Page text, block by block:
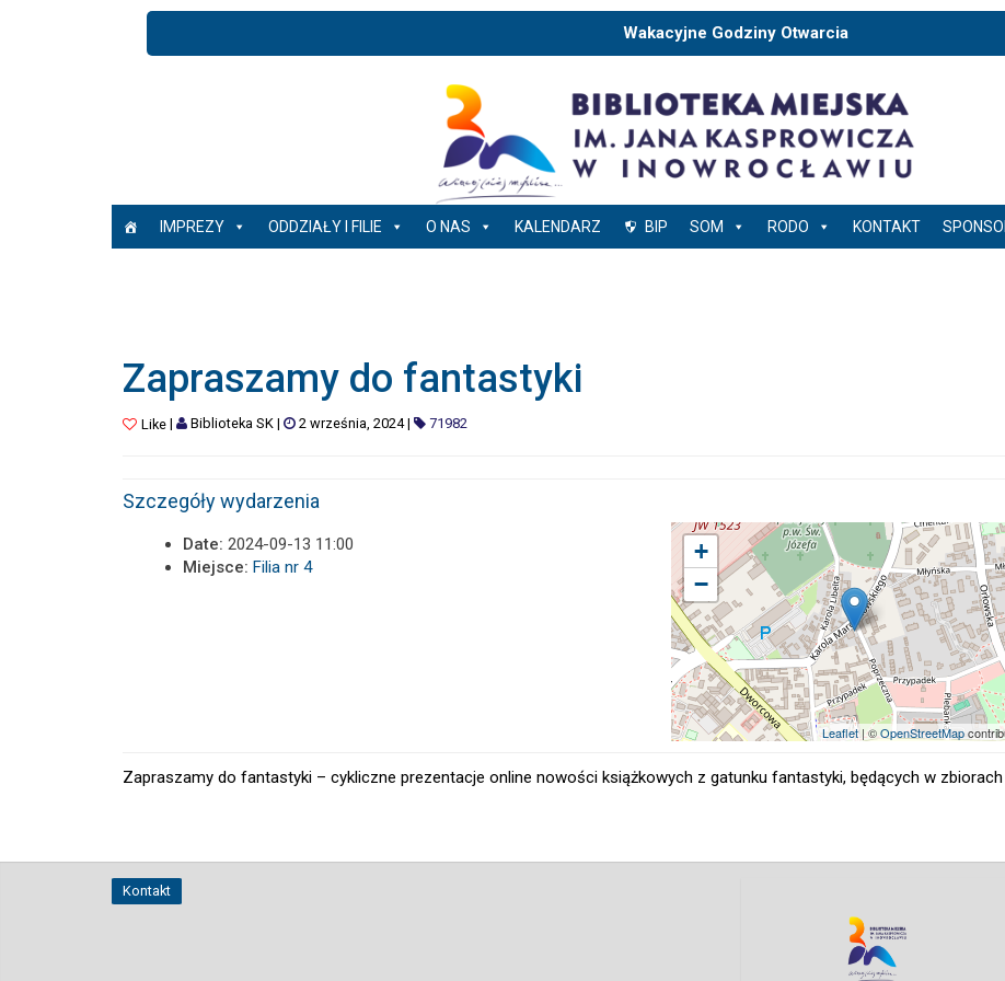
Wakacyjne Godziny Otwarcia
IMPREZY ODDZIAŁY I FILIE O NAS KALENDARZ BIP SOM RODO KONTAKT
Zapraszamy do fantastyki
Like| Biblioteka SK| 2 września, 2024| 71982
Szczegóły wydarzenia
Date: 2024-09-13 11:00
Miejsce: Filia nr 4
+
−
Leaflet| ©OpenStreetMap
Zapraszamy do fantastyki – cykliczne prezentacje online nowości książkowych z gatunku fantastyki, będących w zbiorach
Kontakt